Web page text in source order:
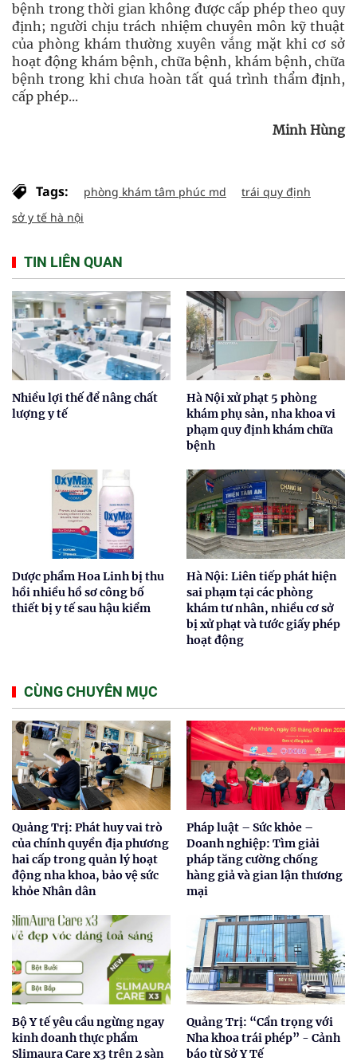
bệnh trong thời gian không được cấp phép theo quy
định; người chịu trách nhiệm chuyên môn kỹ thuật
của phòng khám thường xuyên vắng mặt khi cơ sở
hoạt động khám bệnh, chữa bệnh, khám bệnh, chữa
bệnh trong khi chưa hoàn tất quá trình thẩm định,
cấp phép...
Minh Hùng
Tags: phòng khám tâm phúc md
trái quy định
sở y tế hà nội
TIN LIÊN QUAN
Nhiều lợi thế để nâng chất
lượng y tế
Hà Nội xử phạt 5 phòng
khám phụ sản, nha khoa vi
phạm quy định khám chữa
bệnh
Dược phẩm Hoa Linh bị thu
hồi nhiều hồ sơ công bố
thiết bị y tế sau hậu kiểm
Hà Nội: Liên tiếp phát hiện
sai phạm tại các phòng
khám tư nhân, nhiều cơ sở
bị xử phạt và tước giấy phép
hoạt động
CÙNG CHUYÊN MỤC
Quảng Trị: Phát huy vai trò
của chính quyền địa phương
hai cấp trong quản lý hoạt
động nha khoa, bảo vệ sức
khỏe Nhân dân
Pháp luật – Sức khỏe –
Doanh nghiệp: Tìm giải
pháp tăng cường chống
hàng giả và gian lận thương
mại
Bộ Y tế yêu cầu ngừng ngay
kinh doanh thực phẩm
Slimaura Care x3 trên 2 sàn
Quảng Trị: “Cẩn trọng với
Nha khoa trái phép” - Cảnh
báo từ Sở Y Tế